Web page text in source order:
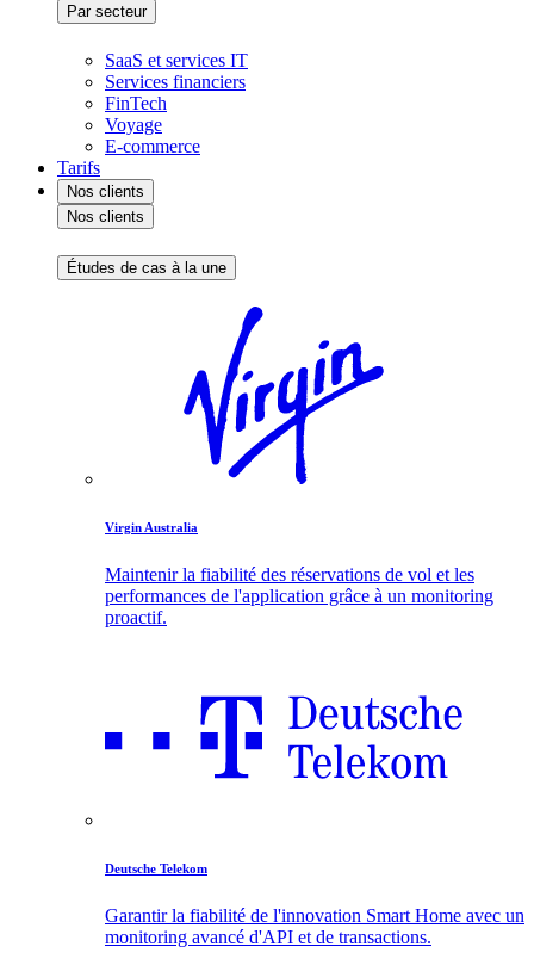
Par secteur
SaaS et services IT
Services financiers
FinTech
Voyage
E-commerce
Tarifs
Nos clients
Nos clients
Études de cas à la une
Virgin Australia
Maintenir la fiabilité des réservations de vol et les
performances de l'application grâce à un monitoring
proactif.
Deutsche Telekom
Garantir la fiabilité de l'innovation Smart Home avec un
monitoring avancé d'API et de transactions.